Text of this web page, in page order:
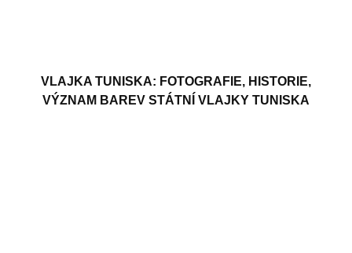
VLAJKA TUNISKA: FOTOGRAFIE, HISTORIE,
VÝZNAM BAREV STÁTNÍ VLAJKY TUNISKA